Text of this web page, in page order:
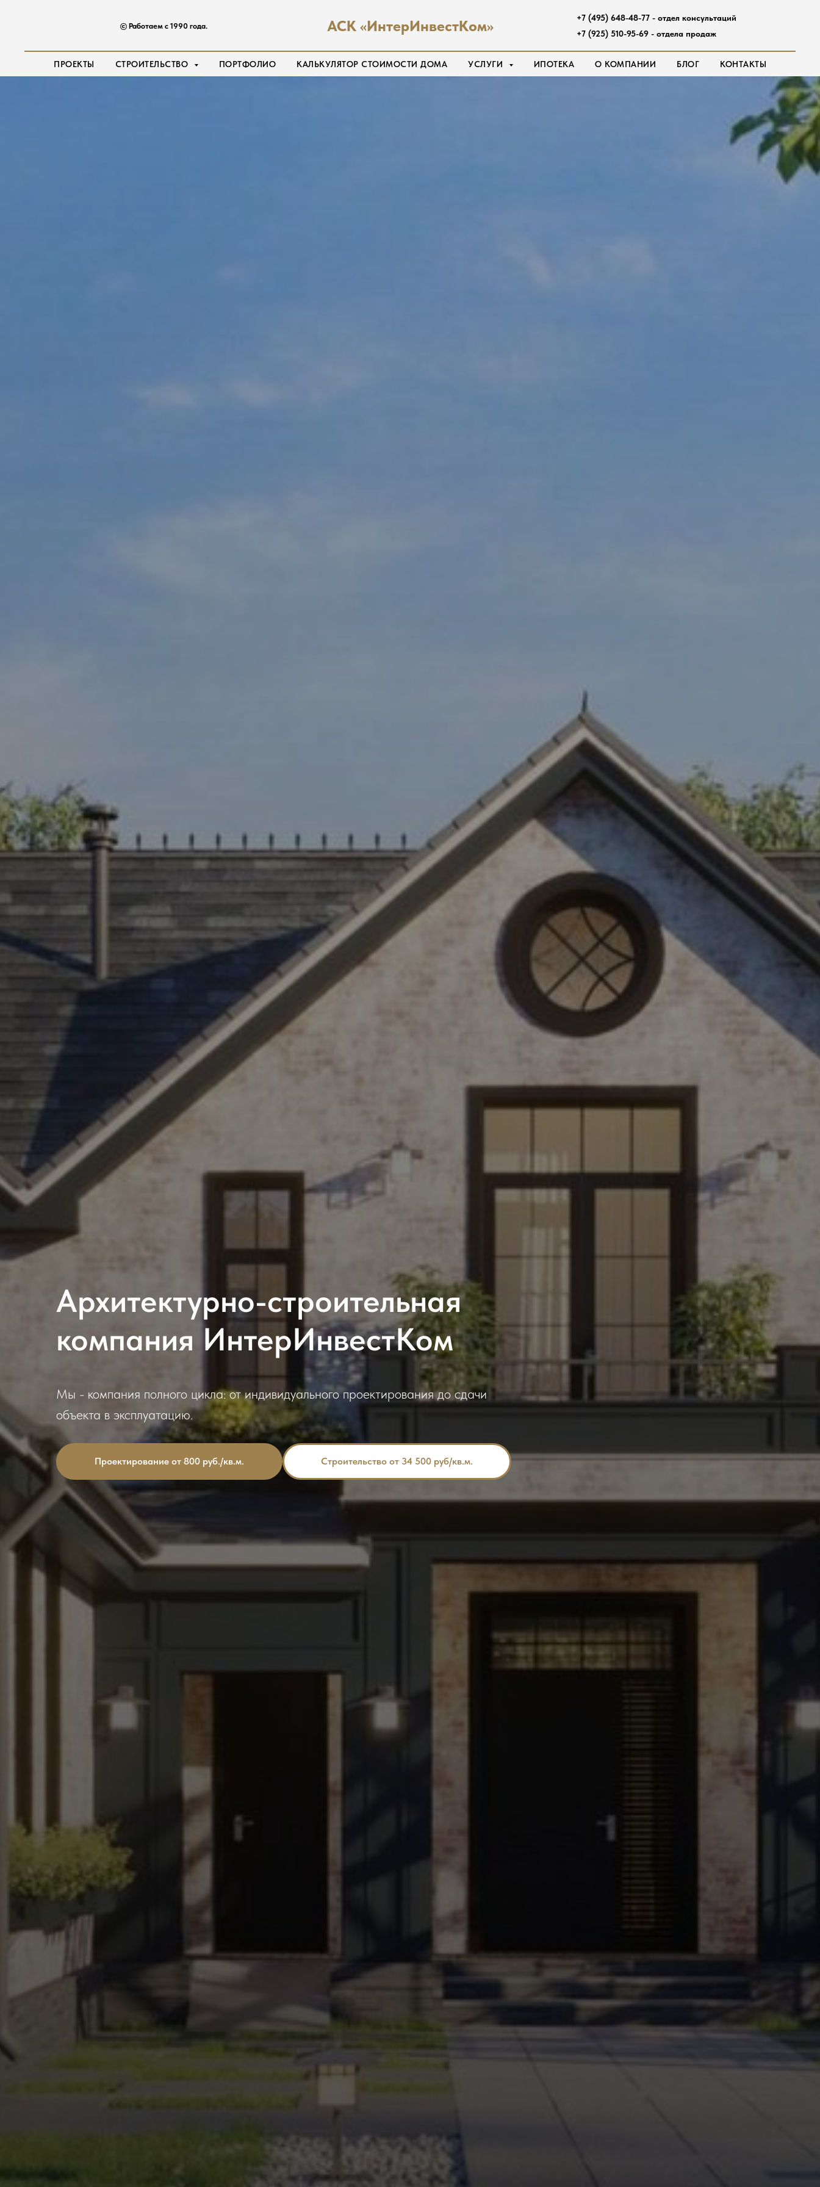
АСК «ИнтерИнвестКом»
©️ Работаем с 1990 года.
+7 (495) 648-48-77 - отдел консультаций
+7 (925) 510-95-69 - отдела продаж
ПРОЕКТЫ СТРОИТЕЛЬСТВО ПОРТФОЛИО КАЛЬКУЛЯТОР СТОИМОСТИ ДОМА УСЛУГИ ИПОТЕКА О КОМПАНИИ БЛОГ КОНТАКТЫ
Архитектурно-строительная
компания ИнтерИнвестКом
Мы - компания полного цикла: от индивидуального проектирования до сдачи
объекта в эксплуатацию.
Проектирование от 800 руб./кв.м. Строительство от 34 500 руб/кв.м.